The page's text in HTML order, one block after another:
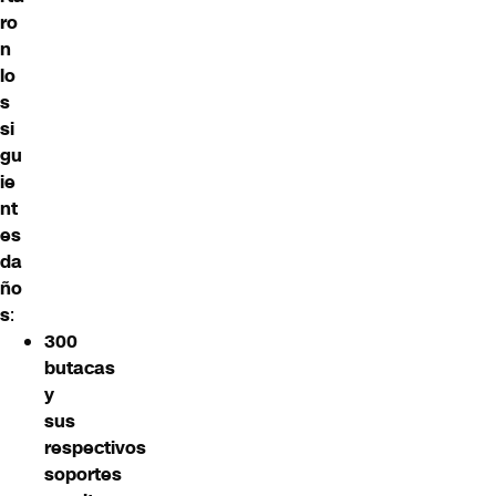
ro
n
lo
s
si
gu
ie
nt
es
da
ño
s:
300
butacas
y
sus
respectivos
soportes